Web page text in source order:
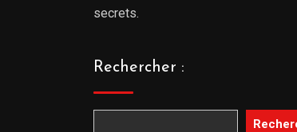
secrets.
Rechercher :